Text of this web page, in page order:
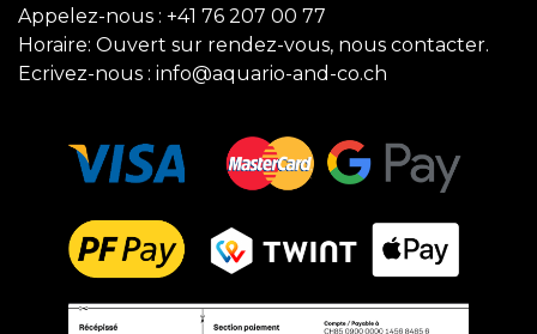
Appelez-nous : +41 76 207 00 77
Horaire: Ouvert sur rendez-vous, nous contacter.
Ecrivez-nous : info@aquario-and-co.ch